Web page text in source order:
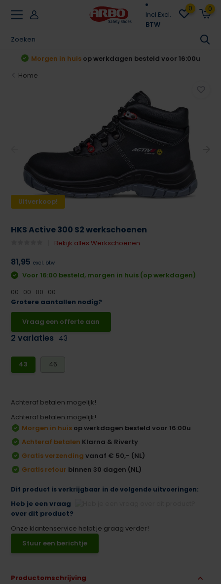
Incl.Excl.
BTW
0 0
Achteraf betalenKlarna & Riverty
Home
Uitverkoop!
HKS Active 300 S2 werkschoenen
Bekijk alles Werkschoenen
81,95 excl. btw
Voor 16:00 besteld, morgen in huis (op werkdagen)
00 : 00 : 00 : 00
Grotere aantallen nodig?
Vraag een offerte aan
2 variaties 43
43 46
Achteraf betalen mogelijk!
Achteraf betalen mogelijk!
Morgen in huis op werkdagen besteld voor 16:00u
Achteraf betalen Klarna & Riverty
Gratis verzending vanaf € 50,- (NL)
Gratis retour binnen 30 dagen (NL)
Dit product is verkrijgbaar in de volgende uitvoeringen:
Heb je een vraag
over dit product?
Onze klantenservice helpt je graag verder!
Stuur een berichtje
Productomschrijving